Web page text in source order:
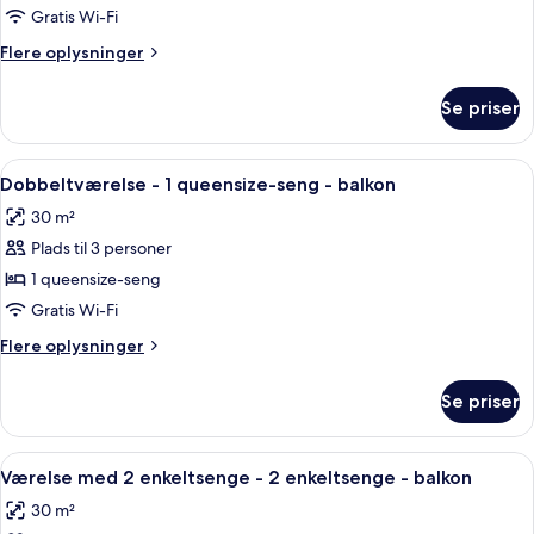
til
1
person
balkon
Gratis Wi-Fi
Flere oplysninger
Flere
til
person
balkon
Se priser
Indlæs
alle
billeder
af
Dobbeltværelse
-
1
queensize-
-
balkon
Et moderne hotelværelse med en
4
Dobbeltværelse - 1 queensize-seng - balkon
30 m²
Plads til 3 personer
1 queensize-seng
Gratis Wi-Fi
Flere oplysninger
Flere
-
queensize-
Se priser
Indlæs
alle
billeder
Et hotelværelse med to senge, et
4
Værelse med 2 enkeltsenge - 2 enkeltsenge - balkon
30 m²